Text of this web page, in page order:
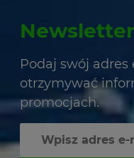
Newsletter
Podaj swój adres
otrzymywać
promocjach.